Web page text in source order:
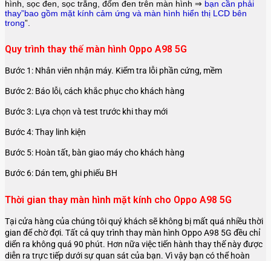
hình, sọc đen, sọc trắng, đốm đen trên màn hình ⇒ bạn cần phải
thay”bao gồm mặt kính cảm ứng và màn hình hiển thị LCD bên
trong”.
Quy trình thay thế màn hình Oppo A98 5G
Bước 1: Nhân viên nhận máy. Kiểm tra lỗi phần cứng, mềm
Bước 2: Báo lỗi, cách khắc phục cho khách hàng
Bước 3: Lựa chọn và test trước khi thay mới
Bước 4: Thay linh kiện
Bước 5: Hoàn tất, bàn giao máy cho khách hàng
Bước 6: Dán tem, ghi phiếu BH
Thời gian thay màn hình mặt kính cho Oppo A98 5G
Tại cửa hàng của chúng tôi quý khách sẽ không bị mất quá nhiều thời
gian để chờ đợi. Tất cả quy trình thay màn hình Oppo A98 5G đều chỉ
diển ra không quá 90 phút. Hơn nữa việc tiến hành thay thế này được
diễn ra trực tiếp dưới sự quan sát của bạn. Vì vậy bạn có thể hoàn